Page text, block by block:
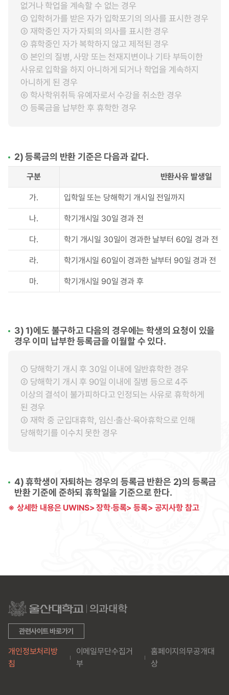
없거나 학업을 계속할 수 없는 경우
② 입학허가를 받은 자가 입학포기의 의사를 표시한 경우
③ 재학중인 자가 자퇴의 의사를 표시한 경우
④ 휴학중인 자가 복학하지 않고 제적된 경우
⑤ 본인의 질병, 사망 또는 천재지변이나 기타 부득이한
사유로 입학을 하지 아니하게 되거나 학업을 계속하지
아니하게 된 경우
⑥ 학사학위취득 유예자로서 수강을 취소한 경우
⑦ 등록금을 납부한 후 휴학한 경우
2) 등록금의 반환 기준은 다음과 같다.
구분 반환사유 발생일
가. 입학일 또는 당해학기 개시일 전일까지
나. 학기개시일 30일 경과 전
다. 학기 개시일 30일이 경과한 날부터 60일 경과 전
라. 학기개시일 60일이 경과한 날부터 90일 경과 전
마. 학기개시일 90일 경과 후
3) 1)에도 불구하고 다음의 경우에는 학생의 요청이 있을
경우 이미 납부한 등록금을 이월할 수 있다.
① 당해학기 개시 후 30일 이내에 일반휴학한 경우
② 당해학기 개시 후 90일 이내에 질병 등으로 4주
이상의 결석이 불가피하다고 인정되는 사유로 휴학하게
된 경우
③ 재학 중 군입대휴학, 임신·출산·육아휴학으로 인해
당해학기를 이수치 못한 경우
4) 휴학생이 자퇴하는 경우의 등록금 반환은 2)의 등록금
반환 기준에 준하되 휴학일을 기준으로 한다.
※ 상세한 내용은 UWINS> 장학‧등록> 등록> 공지사항 참고
개인정보처리방
침
이메일무단수집거
부
홈페이지의무공개대
상
관련사이트 바로가기